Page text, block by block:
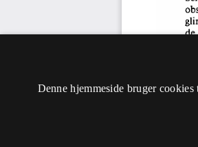
Denne hjemmeside bruger